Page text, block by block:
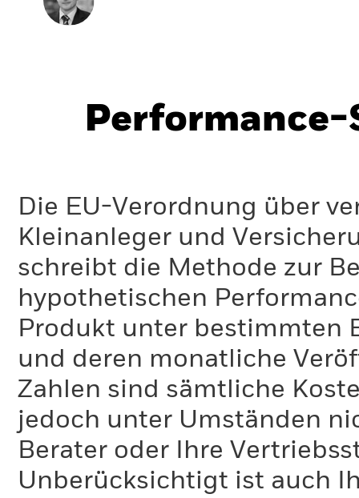
Performance-
Die EU-Verordnung über
Kleinanleger und
schreibt die Methode zur
hypothetischen
Produkt unter bestimmten
und deren monatliche
Zahlen sind sämtliche
jedoch unter Umständen
Berater oder Ihre
Unberücksichtigt ist auch